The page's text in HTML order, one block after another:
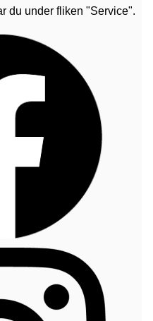
du under fliken "Service".